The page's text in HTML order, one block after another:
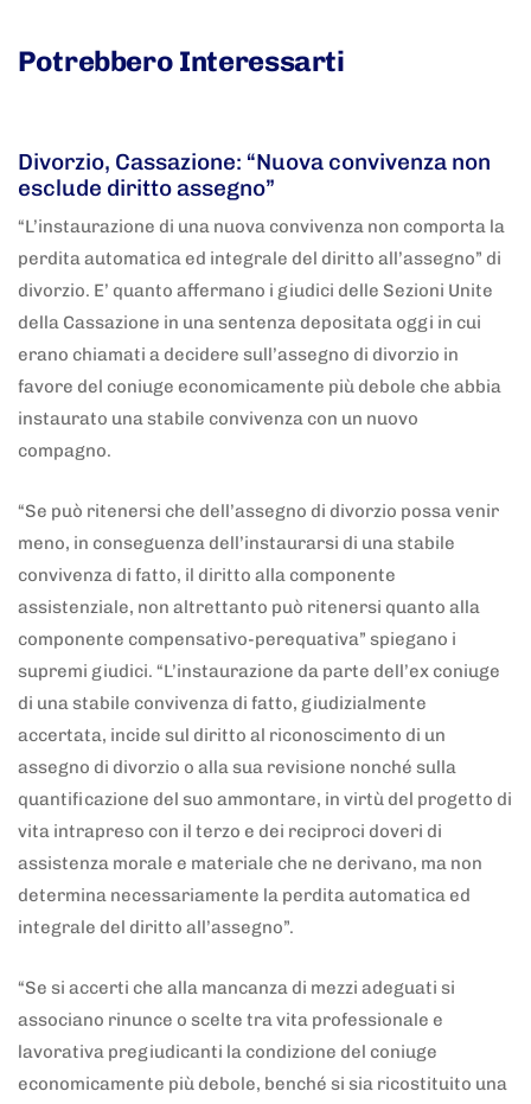
Potrebbero Interessarti
Divorzio, Cassazione: “Nuova convivenza non
esclude diritto assegno”
“L’instaurazione di una nuova convivenza non comporta la
perdita automatica ed integrale del diritto all’assegno” di
divorzio. E’ quanto affermano i giudici delle Sezioni Unite
della Cassazione in una sentenza depositata oggi in cui
erano chiamati a decidere sull’assegno di divorzio in
favore del coniuge economicamente più debole che abbia
instaurato una stabile convivenza con un nuovo
compagno.
“Se può ritenersi che dell’assegno di divorzio possa venir
meno, in conseguenza dell’instaurarsi di una stabile
convivenza di fatto, il diritto alla componente
assistenziale, non altrettanto può ritenersi quanto alla
componente compensativo-perequativa” spiegano i
supremi giudici. “L’instaurazione da parte dell’ex coniuge
di una stabile convivenza di fatto, giudizialmente
accertata, incide sul diritto al riconoscimento di un
assegno di divorzio o alla sua revisione nonché sulla
quantificazione del suo ammontare, in virtù del progetto di
vita intrapreso con il terzo e dei reciproci doveri di
assistenza morale e materiale che ne derivano, ma non
determina necessariamente la perdita automatica ed
integrale del diritto all’assegno”.
“Se si accerti che alla mancanza di mezzi adeguati si
associano rinunce o scelte tra vita professionale e
lavorativa pregiudicanti la condizione del coniuge
economicamente più debole, benché si sia ricostituito una